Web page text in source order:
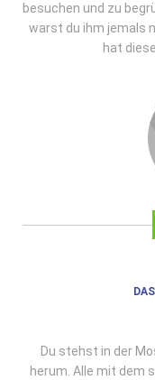
besuchen und zu
warst du ihm jemals
hat
Du stehst in der
herum. Alle mit dem